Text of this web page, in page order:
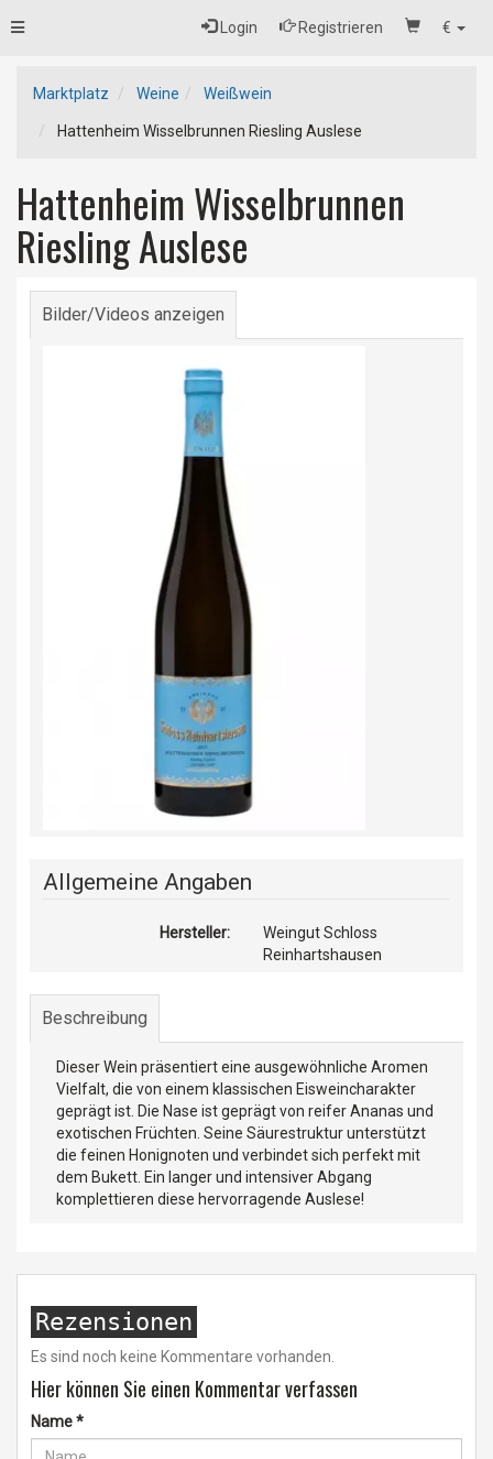
€
Login Registrieren
Toggle
Marktplatz Weine Weißwein
Hattenheim Wisselbrunnen Riesling Auslese
Hattenheim Wisselbrunnen
Riesling Auslese
Bilder/Videos anzeigen
Allgemeine Angaben
Hersteller:
Weingut Schloss
Reinhartshausen
Beschreibung
Dieser Wein präsentiert eine ausgewöhnliche Aromen
Vielfalt, die von einem klassischen Eisweincharakter
geprägt ist. Die Nase ist geprägt von reifer Ananas und
exotischen Früchten. Seine Säurestruktur unterstützt
die feinen Honignoten und verbindet sich perfekt mit
dem Bukett. Ein langer und intensiver Abgang
komplettieren diese hervorragende Auslese!
Rezensionen
Es sind noch keine Kommentare vorhanden.
Hier können Sie einen Kommentar verfassen
Name*